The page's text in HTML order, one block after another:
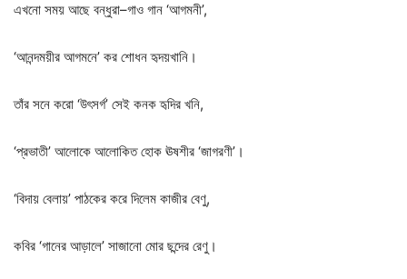
এখনো সময় আছে বন্ধুরা–গাও গান ‘আগমনী’,
‘আনন্দময়ীর আগমনে’ কর শোধন হৃদয়খানি।
তাঁর সনে করো ‘উৎসর্গ’ সেই কনক হৃদির খনি,
‘প্রভাতী’ আলোকে আলোকিত হোক ঊষশীর ‘জাগরণী’ ।
‘বিদায় বেলায়’ পাঠকের করে দিলেম কাজীর বেণু,
কবির ‘গানের আড়ালে’ সাজানো মোর ছন্দের রেণু।